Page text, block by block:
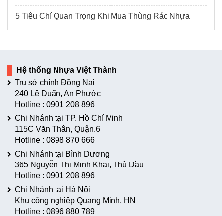
5 Tiêu Chí Quan Trọng Khi Mua Thùng Rác Nhựa
Hệ thống Nhựa Việt Thành
Trụ sở chính Đồng Nai
240 Lê Duẩn, An Phước
Hotline : 0901 208 896
Chi Nhánh tại TP. Hồ Chí Minh
115C Văn Thân, Quận.6
Hotline : 0898 870 666
Chi Nhánh tại Bình Dương
365 Nguyễn Thị Minh Khai, Thủ Dầu
Hotline : 0901 208 896
Chi Nhánh tại Hà Nội
Khu công nghiệp Quang Minh, HN
Hotline : 0896 880 789